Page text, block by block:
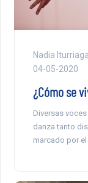
Nadia
04-05-2020
¿Cómo se
Diversas
danza tanto
marcado por